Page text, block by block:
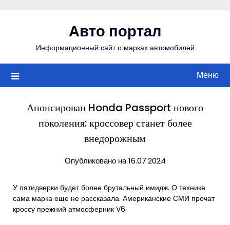
Авто портал
Информационный сайт о марках автомобилей
Меню
Анонсирован Honda Passport нового
поколения: кроссовер станет более
внедорожным
Опубликовано на 16.07.2024
У пятидверки будет более брутальный имидж. О технике
сама марка еще не рассказала. Американские СМИ прочат
кроссу прежний атмосферник V6.